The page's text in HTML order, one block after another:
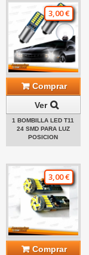
3,00 €
Comprar
Ver
1 BOMBILLA LED T11
24 SMD PARA LUZ
POSICION
3,00 €
Comprar